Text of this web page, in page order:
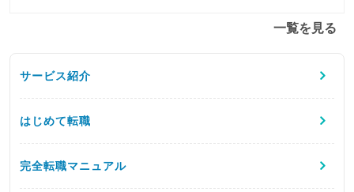
一覧を見る
サービス紹介
はじめて転職
完全転職マニュアル